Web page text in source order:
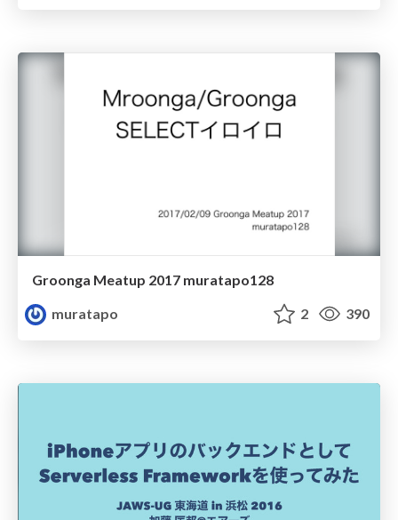
Groonga Meatup 2017 muratapo128
muratapo
2 390